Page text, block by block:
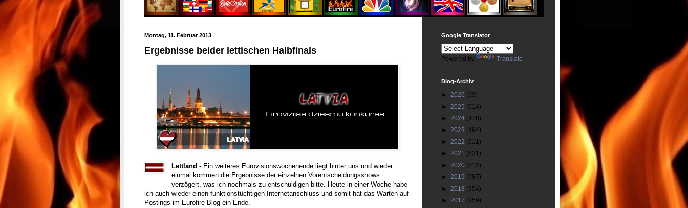
Montag, 11. Februar 2013
Ergebnisse beider lettischen Halbfinals
Lettland - Ein weiteres Eurovisionswochenende liegt hinter uns und wieder
einmal kommen die Ergebnisse der einzelnen Vorentscheidungsshows
verzögert, was ich nochmals zu entschuldigen bitte. Heute in einer Woche habe
ich auch wieder einen funktionstüchtigen Internetanschluss und somit hat das Warten auf
Postings im Eurofire-Blog ein Ende.
Google Translator
Powered by Translate
Blog-Archiv
► 2026 (99)
► 2025 (614)
► 2024 (478)
► 2023 (494)
► 2022 (611)
► 2021 (631)
► 2020 (512)
► 2019 (787)
► 2018 (954)
► 2017 (959)